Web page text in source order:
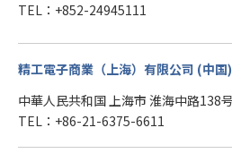
TEL：+852-24945111
精工電子商業（上海）有限公司 (中国)
中華人民共和国 上海市 淮海中路138
TEL：+86-21-6375-6611